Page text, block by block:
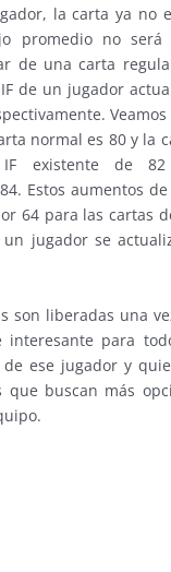
la carta ya no
promedio no será
de una carta
de un jugador
normal es 80 y la
existente de 82
Estos aumentos
64 para las cartas
un jugador se
son liberadas una
interesante para
ese jugador y
que buscan más